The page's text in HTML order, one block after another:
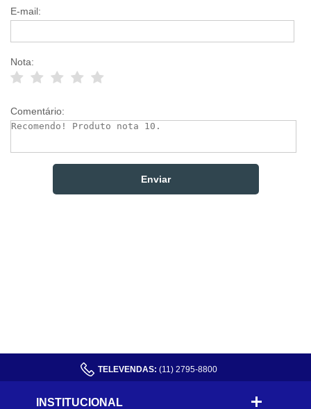
E-mail:
Nota:
Comentário:
TELEVENDAS: (11) 2795-8800
INSTITUCIONAL